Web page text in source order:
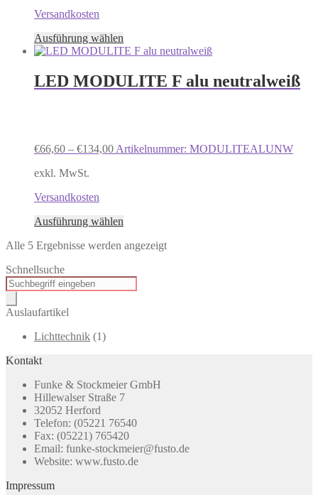
Versandkosten
Ausführung wählen
Produkt
mehrere
Varianten
auf
LED MODULITE F alu neutralweiß
€66,60 – €134,00 Artikelnummer: MODULITEALUNW
exkl. MwSt.
Versandkosten
Ausführung wählen
weist
werden
Alle 5 Ergebnisse werden angezeigt
Schnellsuche
Products
search
Auslaufartikel
Lichttechnik (1)
Kontakt
Funke & Stockmeier GmbH
Hillewalser Straße 7
32052 Herford
Telefon: (05221 76540
Fax: (05221) 765420
Email: funke-stockmeier@fusto.de
Website: www.fusto.de
Impressum